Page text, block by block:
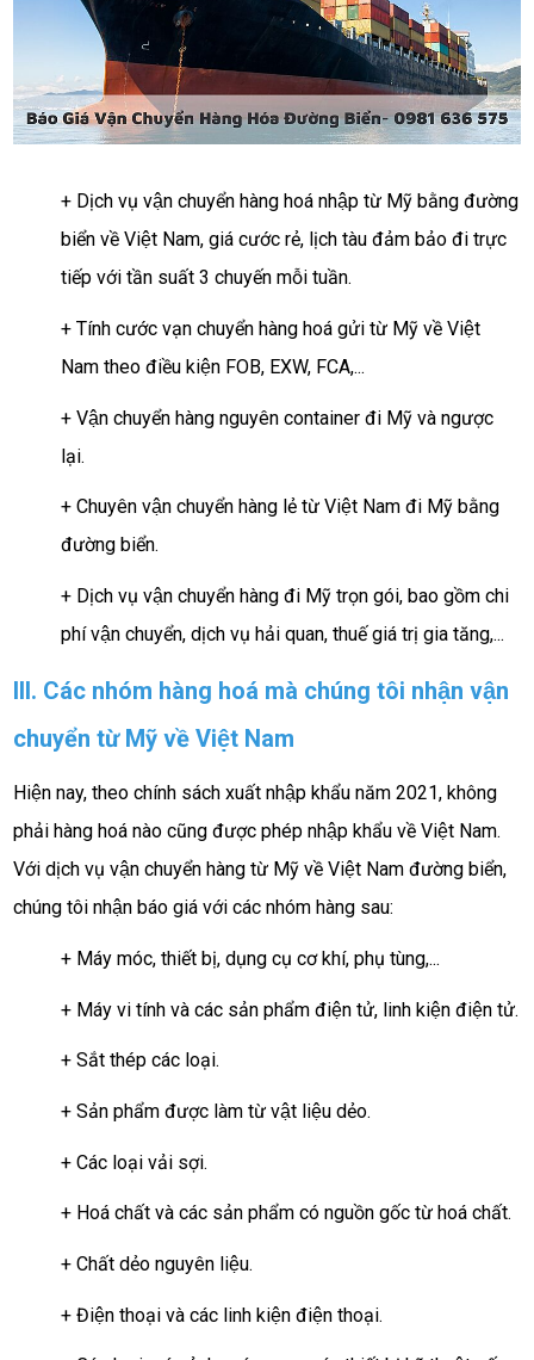
+ Dịch vụ vận chuyển hàng hoá nhập từ Mỹ bằng đường
biển về Việt Nam, giá cước rẻ, lịch tàu đảm bảo đi trực
tiếp với tần suất 3 chuyến mỗi tuần.
+ Tính cước vạn chuyển hàng hoá gửi từ Mỹ về Việt
Nam theo điều kiện FOB, EXW, FCA,...
+ Vận chuyển hàng nguyên container đi Mỹ và ngược
lại.
+ Chuyên vận chuyển hàng lẻ từ Việt Nam đi Mỹ bằng
đường biển.
+ Dịch vụ vận chuyển hàng đi Mỹ trọn gói, bao gồm chi
phí vận chuyển, dịch vụ hải quan, thuế giá trị gia tăng,...
III. Các nhóm hàng hoá mà chúng tôi nhận vận
chuyển từ Mỹ về Việt Nam
Hiện nay, theo chính sách xuất nhập khẩu năm 2021, không
phải hàng hoá nào cũng được phép nhập khẩu về Việt Nam.
Với dịch vụ vận chuyển hàng từ Mỹ về Việt Nam đường biển,
chúng tôi nhận báo giá với các nhóm hàng sau:
+ Máy móc, thiết bị, dụng cụ cơ khí, phụ tùng,...
+ Máy vi tính và các sản phẩm điện tử, linh kiện điện tử.
+ Sắt thép các loại.
+ Sản phẩm được làm từ vật liệu dẻo.
+ Các loại vải sợi.
+ Hoá chất và các sản phẩm có nguồn gốc từ hoá chất.
+ Chất dẻo nguyên liệu.
+ Điện thoại và các linh kiện điện thoại.